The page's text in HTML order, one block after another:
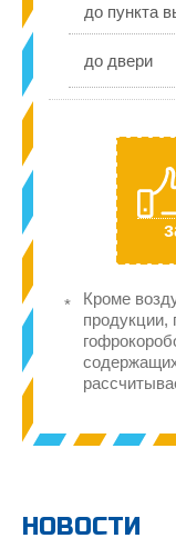
до пункта
до двери
Кроме
продукции,
НОВОСТИ